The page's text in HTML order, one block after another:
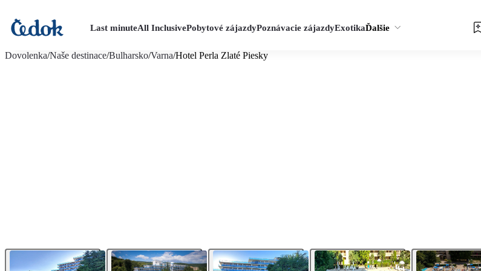
Last minuteAll InclusivePobytové zájazdyPoznávacie zájazdyExotikaĎalšie
Dovolenka/Naše destinace/Bulharsko/Varna/Hotel Perla Zlaté Piesky